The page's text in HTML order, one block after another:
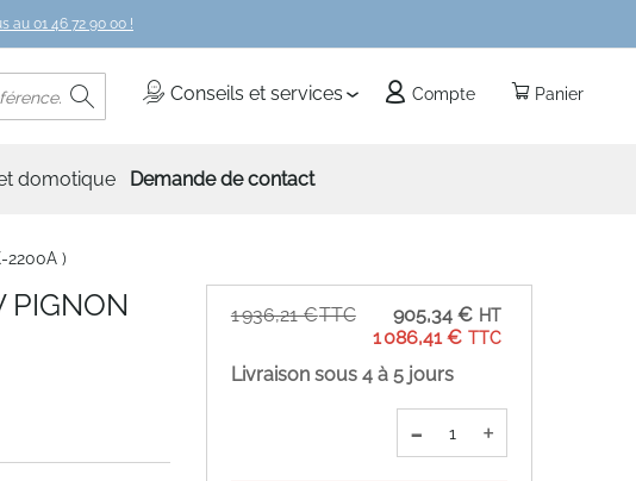
au 01 46 72 90 00 !
Panier
Conseils et services Compte
Rechercher
domotique Demande de contact
2200A )
Prix
Spécial
1 086,41 €
905,34 €
1 936,21 €
Livraison sous 4 à 5 jours
- +